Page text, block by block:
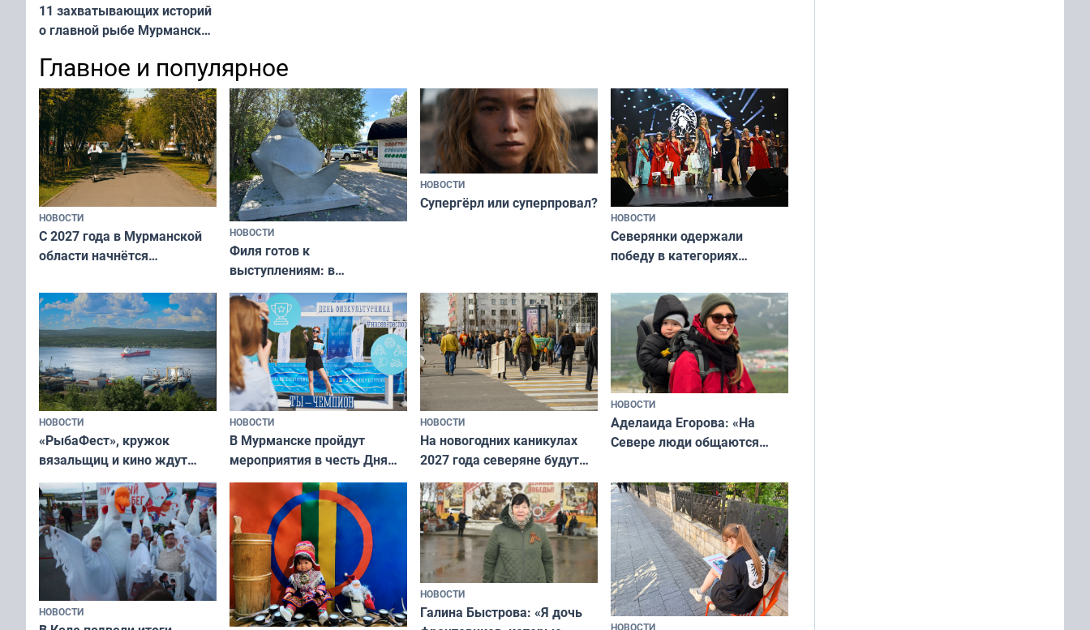
11 захватывающих историй
о главной рыбе Мурманска
Главное и популярное
НОВОСТИ
С 2027 года в Мурманской
области начнётся
подростков от ВПЧ
НОВОСТИ
Филя готов к
выступлениям: в
мурманском океанариуме
рассказали о состоянии
тюленей
НОВОСТИ
Супергёрл или суперпровал?
НОВОСТИ
Северянки одержали
победу в категориях
«Мисс и Миссис Великая
Русь»
НОВОСТИ
«РыбаФест», кружок
вязальщиц и кино ждут
мурманчан в эти выходные
НОВОСТИ
В Мурманске пройдут
мероприятия в честь Дня
физкультурника
НОВОСТИ
На новогодних каникулах
2027 года северяне будут
отдыхать 11 дней
НОВОСТИ
Аделаида Егорова: «На
Севере люди общаются
а потому что
ты им интересен»
НОВОСТИ
НОВОСТИ
Галина Быстрова: «Я дочь
НОВОСТИ